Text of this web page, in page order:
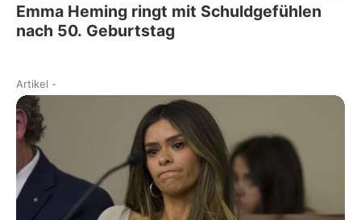
Emma Heming ringt mit Schuldgefühlen
nach 50. Geburtstag
Artikel -